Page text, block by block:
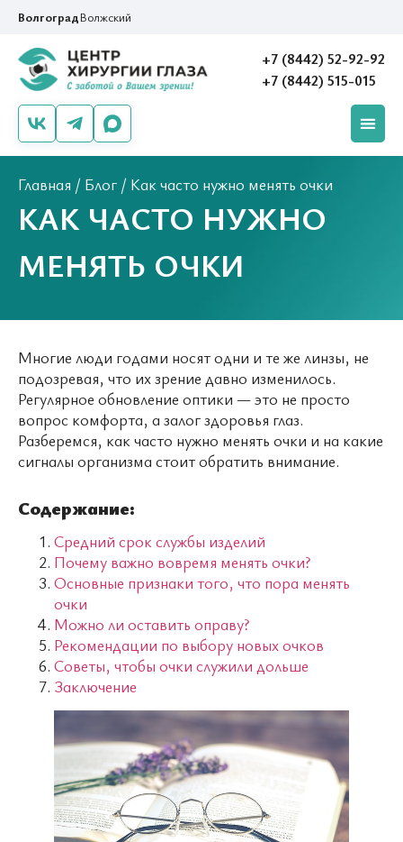
ВолгоградВолжский
+7 (8442) 52-92-92
+7 (8442) 515-015
Главная / Блог / Как часто нужно менять очки
КАК ЧАСТО НУЖНО
МЕНЯТЬ ОЧКИ
Многие люди годами носят одни и те же линзы, не
подозревая, что их зрение давно изменилось.
Регулярное обновление оптики — это не просто
вопрос комфорта, а залог здоровья глаз.
Разберемся, как часто нужно менять очки и на какие
сигналы организма стоит обратить внимание.
Содержание:
Средний срок службы изделий
Почему важно вовремя менять очки?
Основные признаки того, что пора менять
очки
Можно ли оставить оправу?
Рекомендации по выбору новых очков
Советы, чтобы очки служили дольше
Заключение